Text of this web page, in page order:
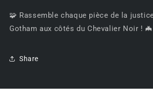
🧩 Rassemble chaque pièce de la
Gotham aux côtés du Chevalier Noir !
Share